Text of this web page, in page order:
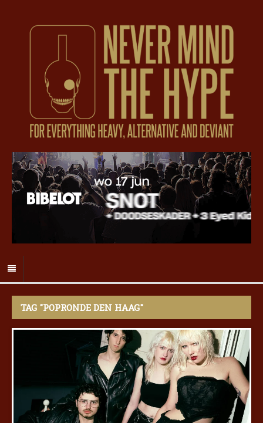
TAG "POPRONDE DEN HAAG"